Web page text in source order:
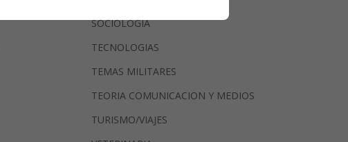
SOCIOLOGIA
TECNOLOGIAS
TEMAS MILITARES
TEORIA COMUNICACION Y MEDIOS
TURISMO/VIAJES